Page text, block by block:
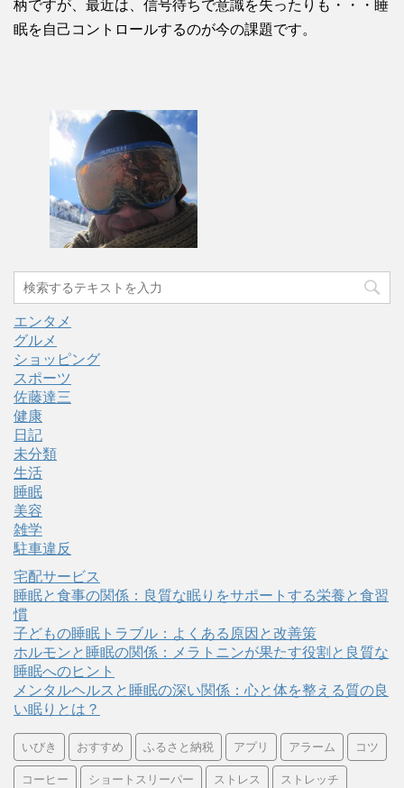
柄ですが、最近は、信号待ちで意識を失ったりも・・・睡
眠を自己コントロールするのが今の課題です。
エンタメ
グルメ
ショッピング
スポーツ
佐藤達三
健康
日記
未分類
生活
睡眠
美容
雑学
駐車違反
宅配サービス
睡眠と食事の関係：良質な眠りをサポートする栄養と食習
慣
子どもの睡眠トラブル：よくある原因と改善策
ホルモンと睡眠の関係：メラトニンが果たす役割と良質な
睡眠へのヒント
メンタルヘルスと睡眠の深い関係：心と体を整える質の良
い眠りとは？
いびき おすすめ ふるさと納税 アプリ アラーム コツ
コーヒー ショートスリーパー ストレス ストレッチ